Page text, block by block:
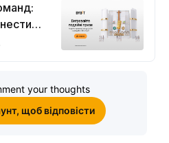
на
your thoughts
щоб відповісти